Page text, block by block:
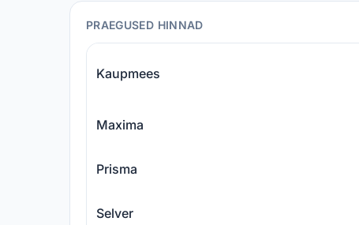
PRAEGUSED HINNAD
Kaupmees
Maxima
Prisma
Selver